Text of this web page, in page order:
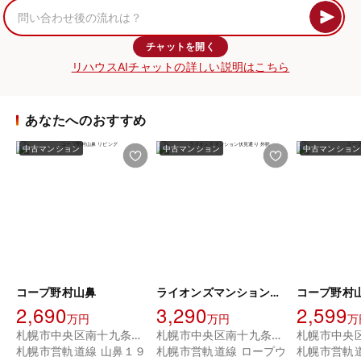
チャットを開く
リハウスAIチャットの詳しい説明はこちら
あなたへのおすすめ
中古マンション
コープ野村山鼻
2,690万円
札幌市中央区南十九条西６丁目
札幌市営軌道線 山鼻１９
中古マンション
ライオンズマンション伏見通り
3,290万円
札幌市中央区南十九条西１５丁目
札幌市営軌道線 ロープウ
中古マンション
コープ野村
2,599万
札幌市営軌